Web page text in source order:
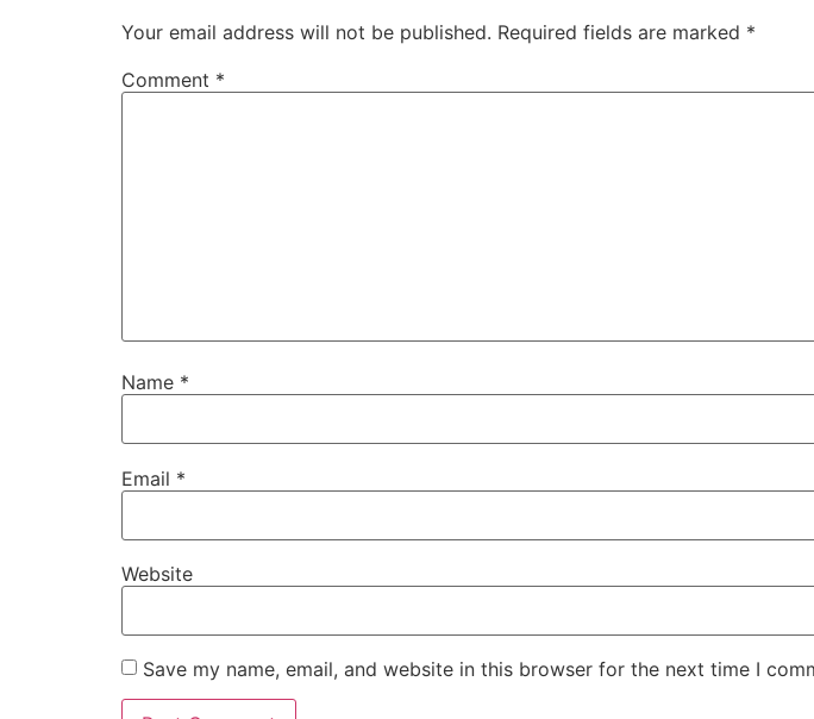
Your email address will not be published. Required fields are marked *
Comment *
Name *
Email *
Website
Save my name, email, and website in this browser for the next time I